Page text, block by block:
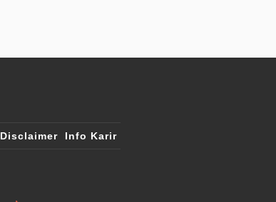
Disclaimer Info Karir